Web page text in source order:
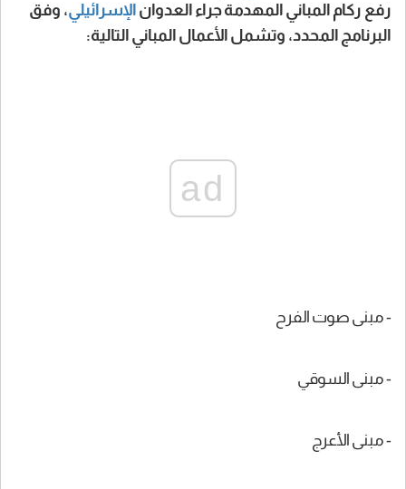
رفع ركام المباني المهدمة جراء العدوان الإسرائيلي، وفق
البرنامج المحدد، وتشمل الأعمال المباني التالية:
ad
- مبنى صوت الفرح
- مبنى السوقي
- مبنى الأعرج